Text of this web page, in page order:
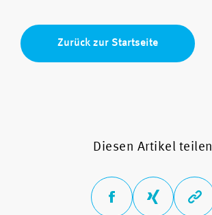
Zurück zur Startseite
Diesen Artikel teilen